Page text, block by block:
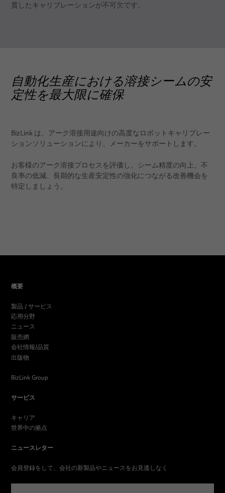
貫したキャリブレーションが不可欠です。
自動化生産における溶接シームの安
定性を最大限に確保
BizLink は、アーク溶接用途向けの高度なロボットキャリブレー
ションソリューションにより、メーカーをサポートします。
お客様のアーク溶接プロセスを評価し、シーム精度の向上、不
良率の低減、長期的な生産安定性の強化につながる改善機会を
特定しましょう。
概要
製品 / サービス
応用分野
ニュース
販売網
会社情報/品質
出版物
BizLink Group
サービス
キャリア
世界中の拠点
ニュースレター
会員登録をして、会社の新製品やニュースをお見逃しなく